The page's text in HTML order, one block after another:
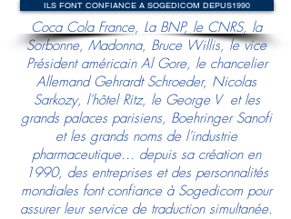
Coca Cola France, La BNP, le CNRS, la
Sorbonne, Madonna, Bruce Willis, le vice
Président américain Al Gore, le chancelier
Allemand Gehrardt Schroeder, Nicolas
Sarkozy, l'hôtel Ritz, le George V et les
grands palaces parisiens, Boehringer Sanofi
et les grands noms de l'industrie
pharmaceutique… depuis sa création en
1990, des entreprises et des personnalités
mondiales font confiance à Sogedicom pour
assurer leur service de traduction simultanée.
ILS FONT CONFIANCE A SOGEDICOM DEPUS1990